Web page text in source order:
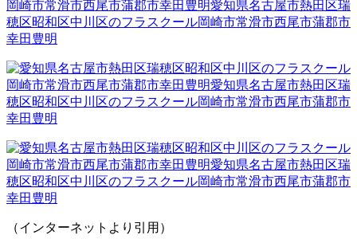
（インターネットより引用）